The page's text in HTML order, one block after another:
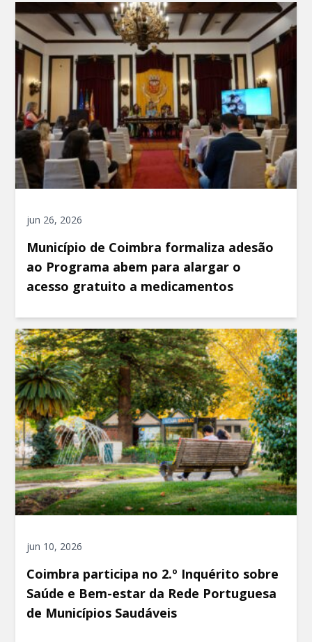
jun 26, 2026
Município de Coimbra formaliza adesão
ao Programa abem para alargar o
acesso gratuito a medicamentos
jun 10, 2026
Coimbra participa no 2.º Inquérito sobre
Saúde e Bem-estar da Rede Portuguesa
de Municípios Saudáveis